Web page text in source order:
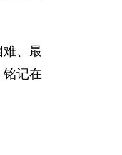
、最
记在